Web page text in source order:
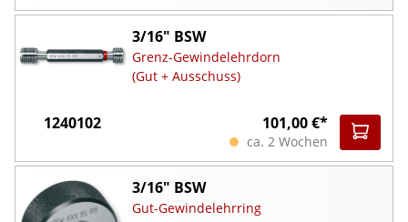
3/16" BSW
Grenz-Gewindelehrdorn
(Gut + Ausschuss)
1240102 101,00 €*
ca. 2 Wochen
3/16" BSW
Gut-Gewindelehrring